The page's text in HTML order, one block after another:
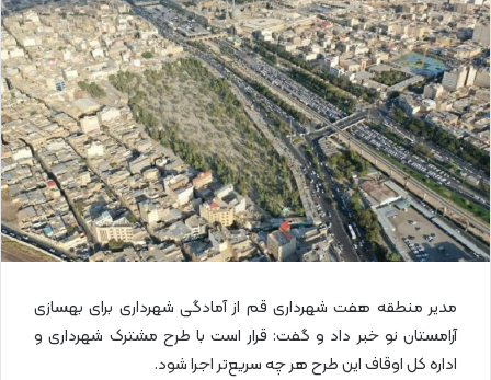
ل
ا
ی
م
ی
ل
مدیر منطقه هفت شهرداری قم از آمادگی شهرداری برای بهسازی
آرامستان نو خبر داد و گفت: قرار است با طرح مشترک شهرداری و
اداره کل اوقاف این طرح هر چه سریع‌تر اجرا شود.